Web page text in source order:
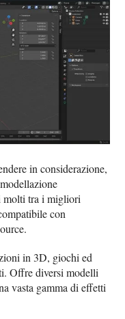
in considerazione,
molti tra i migliori
con
in 3D, giochi ed
Offre diversi modelli
vasta gamma di effetti